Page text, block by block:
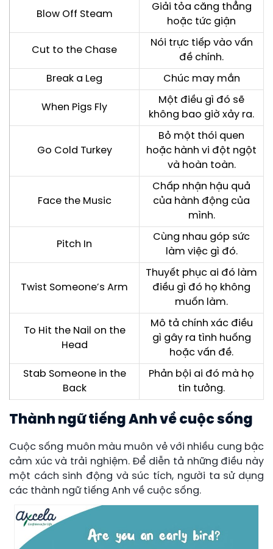
Blow Off Steam
Giải tỏa căng thẳng
hoặc tức giận
Cut to the Chase
Nói trực tiếp vào vấn
đề chính.
Break a Leg Chúc may mắn
When Pigs Fly
Một điều gì đó sẽ
không bao giờ xảy ra.
Go Cold Turkey
Bỏ một thói quen
hoặc hành vi đột ngột
và hoàn toàn.
Face the Music
Chấp nhận hậu quả
của hành động của
mình.
Pitch In
Cùng nhau góp sức
làm việc gì đó.
Twist Someone’s Arm
Thuyết phục ai đó làm
điều gì đó họ không
muốn làm.
To Hit the Nail on the
Head
Mô tả chính xác điều
gì gây ra tình huống
hoặc vấn đề.
Stab Someone in the
Back
Phản bội ai đó mà họ
tin tưởng.
Thành ngữ tiếng Anh về cuộc sống
Cuộc sống muôn màu muôn vẻ với nhiều cung bậc
cảm xúc và trải nghiệm. Để diễn tả những điều này
một cách sinh động và súc tích, người ta sử dụng
các thành ngữ tiếng Anh về cuộc sống.